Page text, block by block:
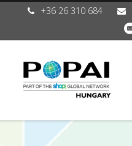
+36 26 310 684